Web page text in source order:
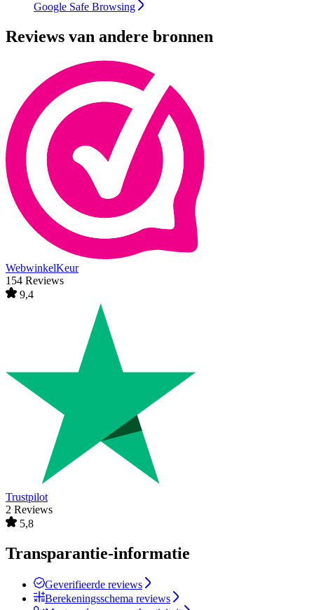
Google Safe Browsing
Reviews van andere bronnen
WebwinkelKeur
154 Reviews
9,4
Trustpilot
2 Reviews
5,8
Transparantie-informatie
Geverifieerde reviews
Berekeningsschema reviews